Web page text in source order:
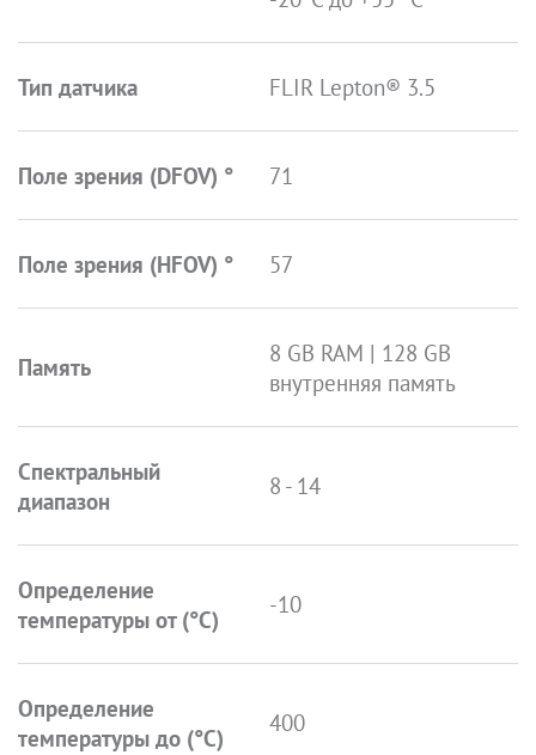
Тип датчика FLIR Lepton® 3.5
Поле зрения (DFOV) ° 71
Поле зрения (HFOV) ° 57
Память
8 GB RAM | 128 GB
внутренняя память
Спектральный
диапазон
8 - 14
Определение
температуры от (°C)
-10
Определение
температуры до (°C)
400